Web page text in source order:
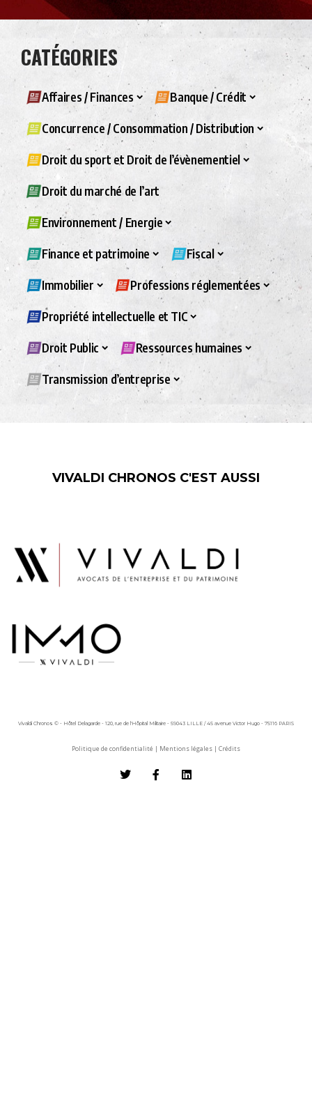
CATÉGORIES
Affaires / Finances Banque / Crédit
Concurrence / Consommation / Distribution
Droit du sport et Droit de l’évènementiel
Droit du marché de l’art
Environnement / Energie
Finance et patrimoine Fiscal
Immobilier Professions réglementées
Propriété intellectuelle et TIC
Droit Public Ressources humaines
Transmission d’entreprise
VIVALDI CHRONOS C'EST AUSSI
Vivaldi Chronos © - Hôtel Delagarde - 120, rue de l'Hôpital Militaire - 59043 LILLE / 45 avenue Victor Hugo - 75116 PARIS
Politique de confidentialité | Mentions légales | Crédits